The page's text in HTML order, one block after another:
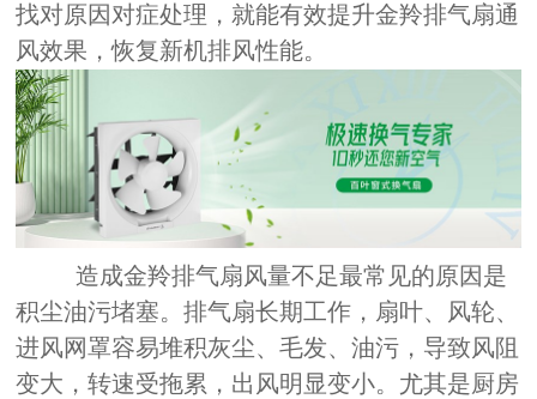
找对原因对症处理，就能有效提升金羚排气扇通
风效果，恢复新机排风性能。
造成金羚排气扇风量不足最常见的原因是
积尘油污堵塞。排气扇长期工作，扇叶、风轮、
进风网罩容易堆积灰尘、毛发、油污，导致风阻
变大，转速受拖累，出风明显变小。尤其是厨房